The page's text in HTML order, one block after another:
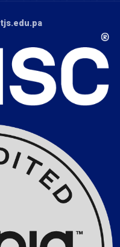
tjs.edu.pa